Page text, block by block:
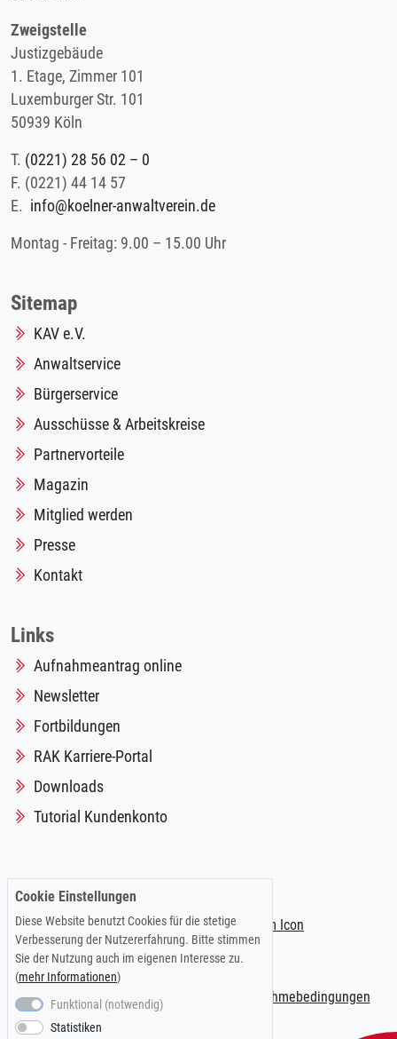
Zweigstelle
Justizgebäude
1. Etage, Zimmer 101
Luxemburger Str. 101
50939 Köln
T. (0221) 28 56 02 – 0
F. (0221) 44 14 57
E. info@koelner-anwaltverein.de
Montag - Freitag: 9.00 – 15.00 Uhr
Sitemap
KAV e.V.
Anwaltservice
Bürgerservice
Ausschüsse & Arbeitskreise
Partnervorteile
Magazin
Mitglied werden
Presse
Kontakt
Links
Aufnahmeantrag online
Newsletter
Fortbildungen
RAK Karriere-Portal
Downloads
Tutorial Kundenkonto
Impressum |Datenschutzerklärung Teilnahmebedingungen
Cookie Einstellungen
Diese Website benutzt Cookies für die stetige
Verbesserung der Nutzererfahrung. Bitte stimmen
Sie der Nutzung auch im eigenen Interesse zu.
(mehr Informationen)
Funktional (notwendig)
Statistiken